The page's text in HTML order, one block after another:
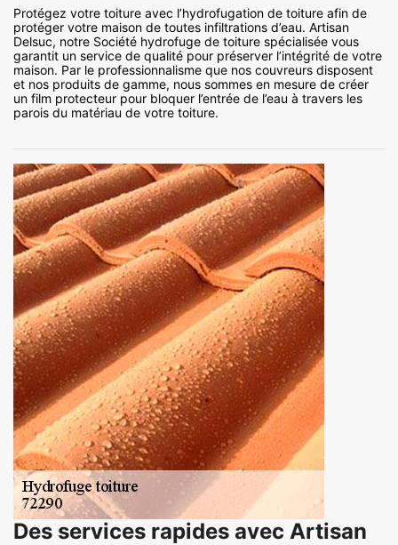
Protégez votre toiture avec l’hydrofugation de toiture afin de
protéger votre maison de toutes infiltrations d’eau. Artisan
Delsuc, notre Société hydrofuge de toiture spécialisée vous
garantit un service de qualité pour préserver l’intégrité de votre
maison. Par le professionnalisme que nos couvreurs disposent
et nos produits de gamme, nous sommes en mesure de créer
un film protecteur pour bloquer l’entrée de l’eau à travers les
parois du matériau de votre toiture.
Des services rapides avec Artisan